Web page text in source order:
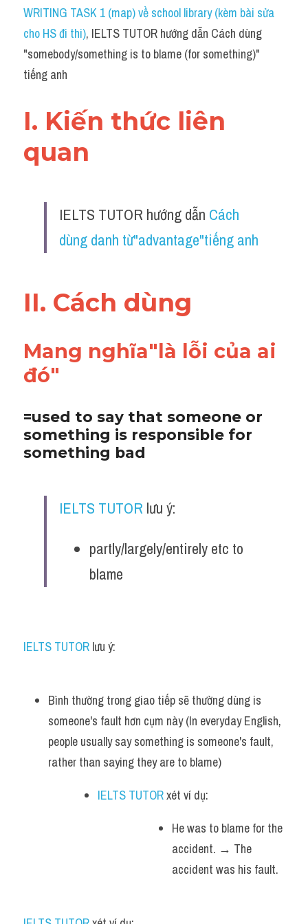
Idiom
Grammar
Collocation
Cách dùng từ
Phân biệt từ
Reading
WRITING TASK 1 (map) về school library (kèm bài sửa
cho HS đi thi), IELTS TUTOR hướng dẫn Cách dùng
"somebody/something is to blame (for something)"
tiếng anh
I. Kiến thức liên
quan
IELTS TUTOR hướng dẫn Cách
dùng danh từ"advantage"tiếng anh
II. Cách dùng
Mang nghĩa"là lỗi của ai
đó"
=used to say that someone or
something is responsible for
something bad
IELTS TUTOR lưu ý:
partly/largely/entirely etc to
blame
IELTS TUTOR lưu ý:
Bình thường trong giao tiếp sẽ thường dùng is
someone's fault hơn cụm này (In everyday English,
people usually say something is someone's fault,
rather than saying they are to blame)
IELTS TUTOR xét ví dụ:
He was to blame for the
accident. → The
accident was his fault.